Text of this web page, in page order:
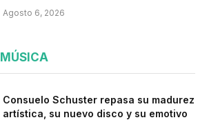
Agosto 6, 2026
MÚSICA
Consuelo Schuster repasa su madurez
artística, su nuevo disco y su emotivo